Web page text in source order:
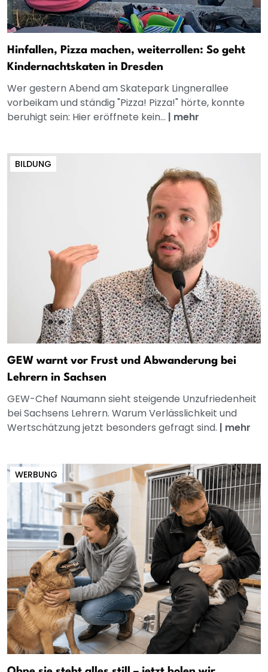
Hinfallen, Pizza machen, weiterrollen: So geht
Kindernachtskaten in Dresden
Wer gestern Abend am Skatepark Lingnerallee
vorbeikam und ständig "Pizza! Pizza!" hörte, konnte
beruhigt sein: Hier eröffnete kein... | mehr
BILDUNG
GEW warnt vor Frust und Abwanderung bei
Lehrern in Sachsen
GEW-Chef Naumann sieht steigende Unzufriedenheit
bei Sachsens Lehrern. Warum Verlässlichkeit und
Wertschätzung jetzt besonders gefragt sind. | mehr
WERBUNG